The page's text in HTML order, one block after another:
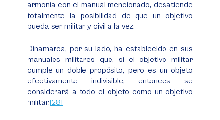
armonía con el manual mencionado, desatiende
totalmente la posibilidad de que un objetivo
pueda ser militar y civil a la vez.
Dinamarca, por su lado, ha establecido en sus
manuales militares que, si el objetivo militar
cumple un doble propósito, pero es un objeto
efectivamente indivisible, entonces se
considerará a todo el objeto como un objetivo
militar.[28]